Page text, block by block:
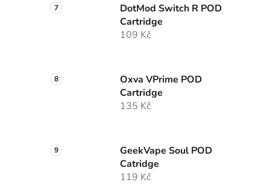
DotMod Switch R POD
Cartridge
109 Kč
Oxva VPrime POD
Cartridge
135 Kč
GeekVape Soul POD
Catridge
119 Kč